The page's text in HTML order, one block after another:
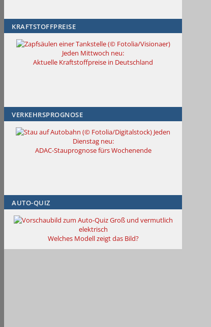
KRAFTSTOFFPREISE
Jeden Mittwoch neu:
Aktuelle Kraftstoffpreise in Deutschland
VERKEHRSPROGNOSE
Jeden
Dienstag neu:
ADAC-Stauprognose fürs Wochenende
AUTO-QUIZ
Groß und vermutlich
elektrisch
Welches Modell zeigt das Bild?